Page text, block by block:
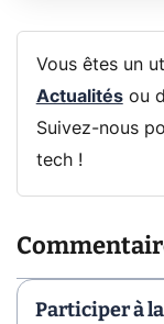
Vous êtes un
Actualitésou
Suivez-nous
tech !
Participer à